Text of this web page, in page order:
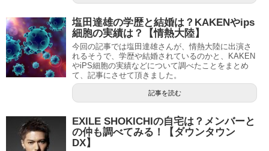
塩田達雄の学歴と結婚は？KAKENやips
細胞の実績は？【情熱大陸】
今回の記事では塩田達雄さんが、情熱大陸に出演さ
れるそうで、学歴や結婚されているのかと、KAKEN
やiPS細胞の実績などについて調べたことをまとめ
て、記事にさせて頂きました。
記事を読む
EXILE SHOKICHIの自宅は？メンバーと
の仲も調べてみる！【ダウンタウン
DX】